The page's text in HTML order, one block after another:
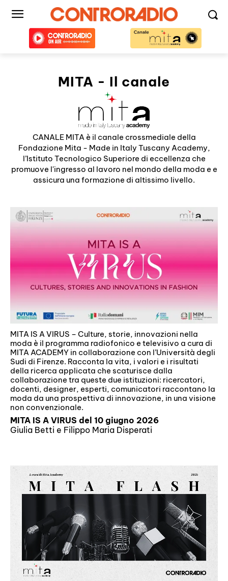
MITA - Il canale
CANALE MITA è il canale crossmediale della
Fondazione Mita - Made in Italy Tuscany Academy,
l’Istituto Tecnologico Superiore di eccellenza che
promuove l'ingresso al lavoro nel mondo della moda e e
assicura una formazione di altissimo livello.
MITA IS A VIRUS – Culture, storie, innovazioni nella
moda è il programma radiofonico e televisivo a cura di
MITA ACADEMY in collaborazione con l’Università degli
Sudi di Firenze. Racconta la vita, i valori e i risultati
della ricerca applicata che scaturisce dalla
collaborazione tra queste due istituzioni: ricercatori,
docenti, designer, esperti, comunicatori raccontano la
moda da una prospettiva di innovazione, in una visione
non convenzionale.
MITA IS A VIRUS del 10 giugno 2026
Giulia Betti e Filippo Maria Disperati